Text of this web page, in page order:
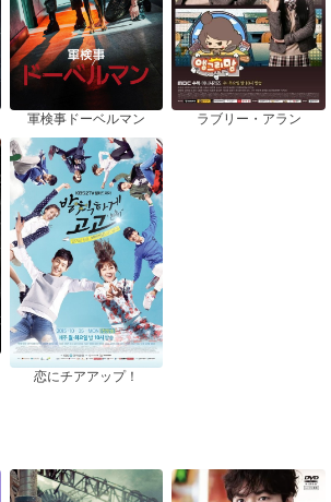
軍検事ドーベルマン ラブリー・アラン
恋にチアアップ！